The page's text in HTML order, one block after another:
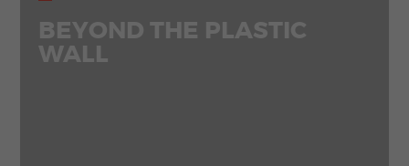
BEYOND THE PLASTIC
WALL